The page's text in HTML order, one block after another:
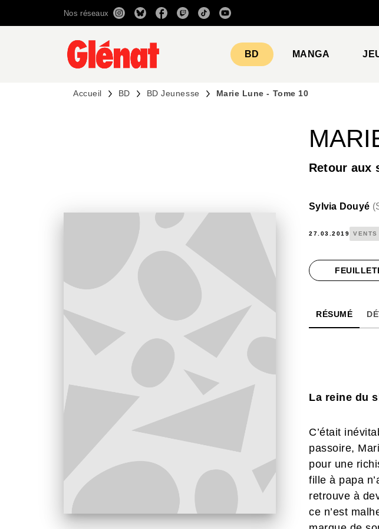
RECHERCHE CONTENU
Nos réseaux
BD MANGA
Accueil BD BD Jeunesse Marie Lune - Tome 10
Retour aux
Sylvia Douyé (
27.03.2019 VENTS
RÉSUMÉ
La reine du
C’était
passoire,
pour une
fille à papa
retrouve à
ce n’est